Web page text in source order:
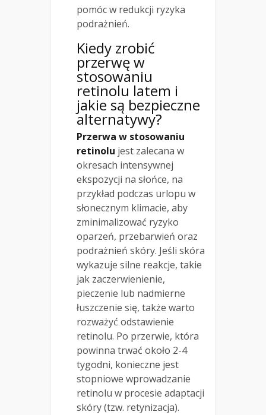
pomóc w redukcji ryzyka
podrażnień.
Kiedy zrobić
przerwę w
stosowaniu
retinolu latem i
jakie są bezpieczne
alternatywy?
Przerwa w stosowaniu
retinolu jest zalecana w
okresach intensywnej
ekspozycji na słońce, na
przykład podczas urlopu w
słonecznym klimacie, aby
zminimalizować ryzyko
oparzeń, przebarwień oraz
podrażnień skóry. Jeśli skóra
wykazuje silne reakcje, takie
jak zaczerwienienie,
pieczenie lub nadmierne
łuszczenie się, także warto
rozważyć odstawienie
retinolu. Po przerwie, która
powinna trwać około 2-4
tygodni, konieczne jest
stopniowe wprowadzanie
retinolu w procesie adaptacji
skóry (tzw. retynizacja).